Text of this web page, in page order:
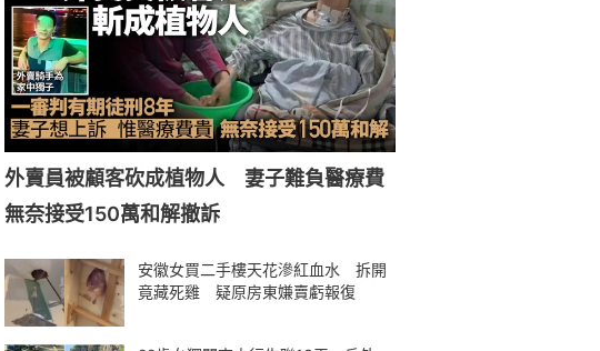
外賣員被顧客砍成植物人 妻子難負醫療費
無奈接受150萬和解撤訴
安徽女買二手樓天花滲紅血水 拆開
竟藏死雞 疑原房東嫌賣虧報復